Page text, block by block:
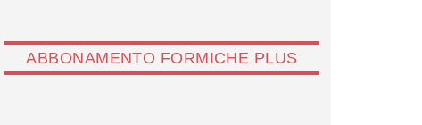
ABBONAMENTO FORMICHE PLUS